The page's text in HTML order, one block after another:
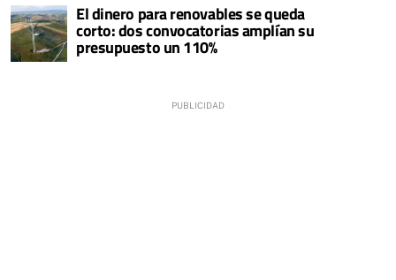
El dinero para renovables se queda
corto: dos convocatorias amplían su
presupuesto un 110%